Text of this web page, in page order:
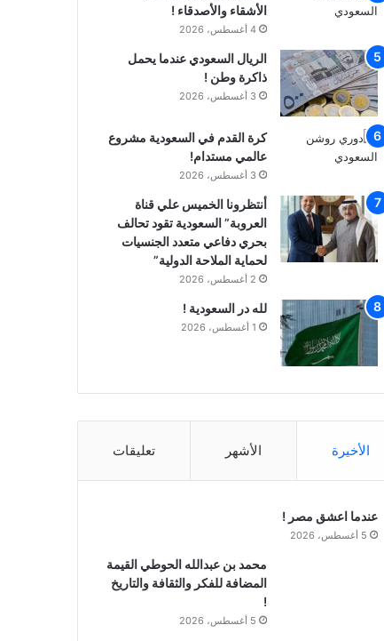
الأشقاء والأصدقاء !
4 أغسطس، 2026
الريال السعودي عندما يحمل
ذاكرة وطن !
3 أغسطس، 2026
كرة القدم في السعودية مشروع
عالمي مستدام!
3 أغسطس، 2026
أنتظرونا الخميس علي قناة
العروبة” السعودية تقود تحالف
بحري دفاعي متعدد الجنسيات
لحماية الملاحة الدولية”
2 أغسطس، 2026
لله در السعودية !
1 أغسطس، 2026
الأخيرة الأشهر تعليقات
عندما اعشق مصر !
5 أغسطس، 2026
محمد بن عبدالله الحوطي القيمة
المضافة للفكر والثقافة والتاريخ
!
5 أغسطس، 2026